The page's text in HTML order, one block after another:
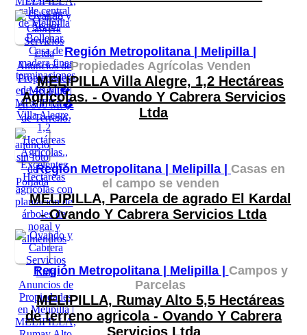
Región Metropolitana | Melipilla |
Propiedades Agrícolas Venden
MELIPILLA Villa Alegre, 1,2 Hectáreas
Agrícolas. - Ovando Y Cabrera Servicios
Ltda
Región Metropolitana | Melipilla | Casas en
el campo se venden
MELIPILLA, Parcela de agrado El Kardal
- Ovando Y Cabrera Servicios Ltda
Región Metropolitana | Melipilla | Campos y
Parcelas
MELIPILLA, Rumay Alto 5,5 Hectáreas
de terreno agricola - Ovando Y Cabrera
Servicios Ltda